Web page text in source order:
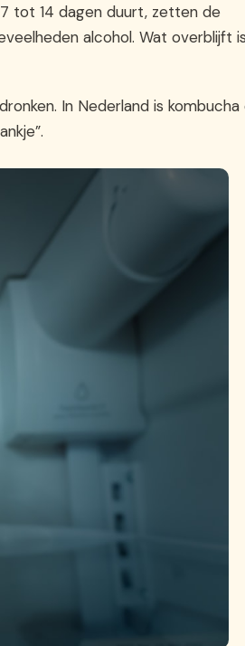
tot 14 dagen duurt, zetten de
alcohol. Wat overblijft is
In Nederland is kombucha